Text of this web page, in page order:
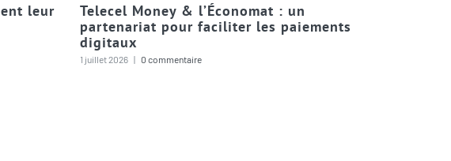
leur
Telecel Money & l’Économat : un
partenariat pour faciliter les paiements
digitaux
1 juillet 2026 | 0 commentaire